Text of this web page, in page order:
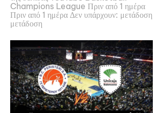
Champions League Πριν από 1 ημέρα
Πριν από 1 ημέρα Δεν υπάρχουν: μετάδοση
μετάδοση